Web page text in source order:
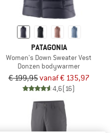
PATAGONIA
Women's Down Sweater Vest
Donzen bodywarmer
€ 199,95vanaf € 135,97
4,6(16)